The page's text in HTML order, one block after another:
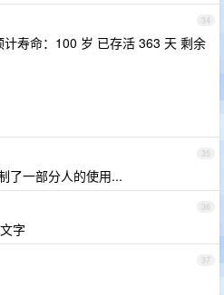
34
寿命：100 岁 已存活 363 天 剩余
35
了一部分人的使用...
36
字
37